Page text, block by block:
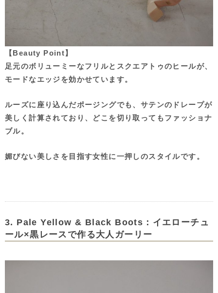
【Beauty Point】
足元のボリューミーなフリルとスクエアトゥのヒールが、
モードなエッジを効かせています。
ルーズに座り込んだポージングでも、サテンのドレープが
美しく計算されており、どこを切り取ってもファッショナ
ブル。
媚びない美しさを目指す女性に一押しのスタイルです。
3. Pale Yellow & Black Boots：イエローチュ
ール×黒レースで作る大人ガーリー